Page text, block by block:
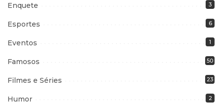
Enquete 3
Esportes 6
Eventos 1
Famosos 50
Filmes e Séries 23
Humor 2